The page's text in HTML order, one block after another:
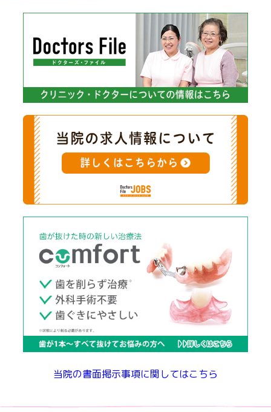
当院の書面掲示事項に関してはこちら